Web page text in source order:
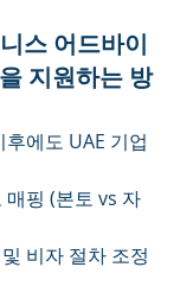
스 어드바이
지원하는 방
에도 UAE 기업
매핑 (본토 vs 자
비자 절차 조정